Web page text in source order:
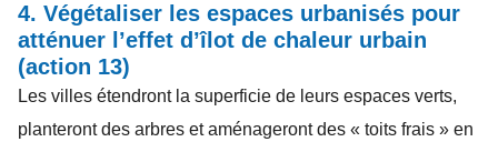
4. Végétaliser les espaces urbanisés pour
atténuer l’effet d’îlot de chaleur urbain
(action 13)
Les villes étendront la superficie de leurs espaces verts,
planteront des arbres et aménageront des « toits frais » en